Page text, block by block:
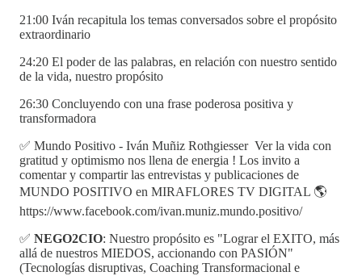
21:00 Iván recapitula los temas conversados sobre el propósito
extraordinario
24:20 El poder de las palabras, en relación con nuestro sentido
de la vida, nuestro propósito
26:30 Concluyendo con una frase poderosa positiva y
transformadora
✅ Mundo Positivo - Iván Muñiz Rothgiesser Ver la vida con
gratitud y optimismo nos llena de energia ! Los invito a
comentar y compartir las entrevistas y publicaciones de
MUNDO POSITIVO en MIRAFLORES TV DIGITAL 🌎
https://www.facebook.com/ivan.muniz.mundo.positivo/
✅ NEGO2CIO: Nuestro propósito es "Lograr el EXITO, más
allá de nuestros MIEDOS, accionando con PASIÓN"
(Tecnologías disruptivas, Coaching Transformacional e